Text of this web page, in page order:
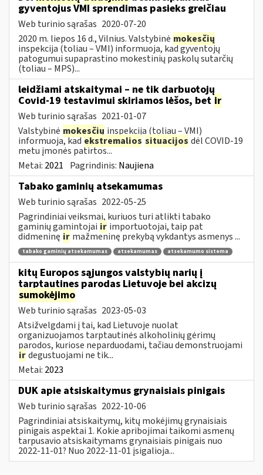
gyventojus VMI sprendimas pasieks greičiau
Web turinio sąrašas 2020-07-20
2020 m. liepos 16 d., Vilnius. Valstybinė mokesčių
inspekcija (toliau – VMI) informuoja, kad gyventojų
patogumui supaprastino mokestinių paskolų sutarčių
(toliau – MPS)...
leidžiami atskaitymai – ne tik darbuotojų
Covid-19 testavimui skiriamos lėšos, bet ir
Web turinio sąrašas 2021-01-07
Valstybinė mokesčių inspekcija (toliau – VMI)
informuoja, kadekstremalios situacijos dėl COVID-19
metu įmonės patirtos...
Metai: 2021 Pagrindinis: Naujiena
Tabako gaminių atsekamumas
Web turinio sąrašas 2022-05-25
Pagrindiniai veiksmai, kuriuos turi atlikti tabako
gaminių gamintojai ir importuotojai, taip pat
didmeninę ir mažmeninę prekybą vykdantys asmenys ...
tabako gaminių atsekamumas atsekamumas atsekamumo sistema
kitų Europos sąjungos valstybių narių į
tarptautines parodas Lietuvoje bei akcizų
sumokėjimo
Web turinio sąrašas 2023-05-03
Atsižvelgdami į tai, kad Lietuvoje nuolat
organizuojamos tarptautinės alkoholinių gėrimų
parodos, kuriose neparduodami, tačiau demonstruojami
irdegustuojami ne tik...
Metai: 2023
DUK apie atsiskaitymus grynaisiais pinigais
Web turinio sąrašas 2022-10-06
Pagrindiniai atsiskaitymų, kitų mokėjimų grynaisiais
pinigais aspektai 1. Kokie apribojimai taikomi asmenų
tarpusavio atsiskaitymams grynaisiais pinigais nuo
2022-11-01? Nuo 2022-11-01 įsigalioja...